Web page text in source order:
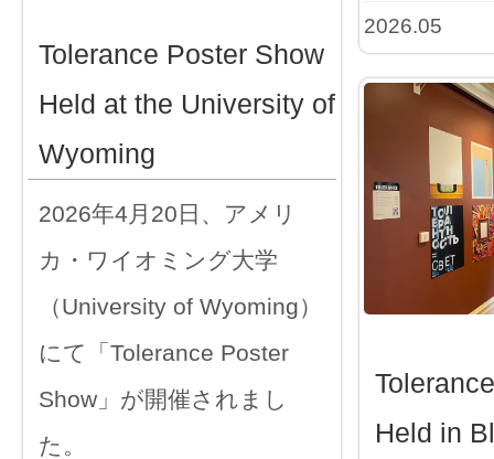
2026.05
Tolerance Poster Show
Held at the University of
Wyoming
2026年4月20日、アメリ
カ・ワイオミング大学
（University of Wyoming）
にて「Tolerance Poster
Show」が開催されまし
た。
Held in